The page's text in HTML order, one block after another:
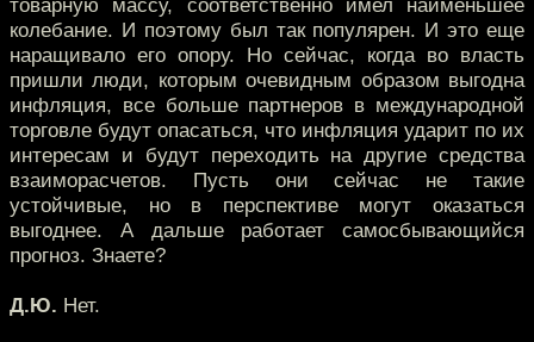
товарную массу, соответственно имел наименьшее
колебание. И поэтому был так популярен. И это еще
наращивало его опору. Но сейчас, когда во власть
пришли люди, которым очевидным образом выгодна
инфляция, все больше партнеров в международной
торговле будут опасаться, что инфляция ударит по их
интересам и будут переходить на другие средства
взаиморасчетов. Пусть они сейчас не такие
устойчивые, но в перспективе могут оказаться
выгоднее. А дальше работает самосбывающийся
прогноз. Знаете?
Д.Ю. Нет.